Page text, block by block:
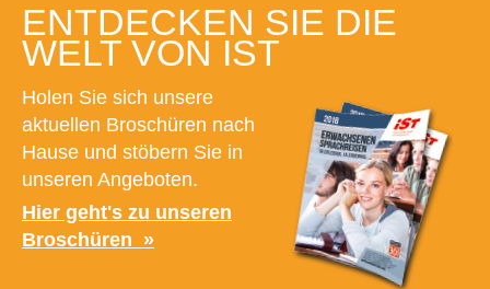
ENTDECKEN SIE DIE
WELT VON IST
Holen Sie sich unsere
aktuellen Broschüren nach
Hause und stöbern Sie in
unseren Angeboten.
Hier geht's zu unseren
Broschüren